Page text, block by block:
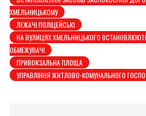
ХМЕЛЬНИЦЬКОМУ
ЛЕЖАЧІ ПОЛІЦЕЙСЬКІ
НА ВУЛИЦЯХ ХМЕЛЬНИЦЬКОГО
ОБМЕЖУВАЧІ
ПРИВОКЗАЛЬНА ПЛОЩА
УПРАВЛІННЯ ЖИТЛОВО-КОМУНАЛЬНОГО